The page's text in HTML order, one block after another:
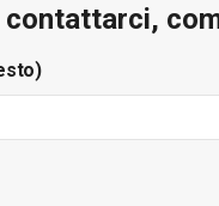
contattarci,